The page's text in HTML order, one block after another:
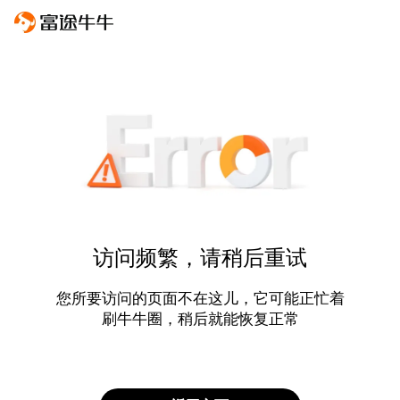
访问频繁，请稍后重试
您所要访问的页面不在这儿，它可能正忙着
刷牛牛圈，稍后就能恢复正常